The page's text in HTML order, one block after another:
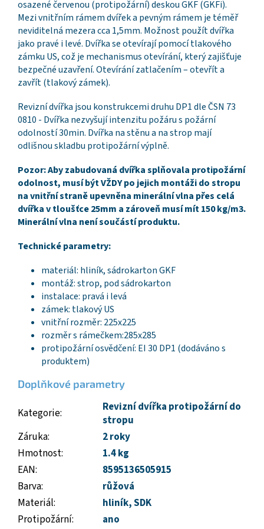
osazené červenou (protipožární) deskou GKF (GKFi).
Mezi vnitřním rámem dvířek a pevným rámem je téměř
neviditelná mezera cca 1,5mm. Možnost použít dvířka
jako pravé i levé. Dvířka se otevírají pomocí tlakového
zámku US, což je mechanismus otevírání, který zajišťuje
bezpečné uzavření. Otevírání zatlačením – otevřít a
zavřít (tlakový zámek).
Revizní dvířka jsou konstrukcemi druhu DP1 dle ČSN 73
0810 - Dvířka nezvyšují intenzitu požáru s požární
odolností 30min. Dvířka na stěnu a na strop mají
odlišnou skladbu protipožární výplně.
Pozor: Aby zabudovaná dvířka splňovala protipožární
odolnost, musí být VŽDY po jejich montáži do stropu
na vnitřní straně upevněna minerální vlna přes celá
dvířka v tloušťce 25mm a zároveň musí mít 150 kg/m3.
Minerální vlna není součástí produktu.
Technické parametry:
materiál: hliník, sádrokarton GKF
montáž: strop, pod sádrokarton
instalace: pravá i levá
zámek: tlakový US
vnitřní rozměr: 225x225
rozměr s rámečkem:285x285
protipožární osvědčení: EI 30 DP1 (dodáváno s
produktem)
Doplňkové parametry
Kategorie:
Revizní dvířka protipožární do
stropu
Záruka:
2 roky
Hmotnost:
1.4 kg
EAN:
8595136505915
Barva:
růžová
Materiál: hliník,SDK
Protipožární:
ano